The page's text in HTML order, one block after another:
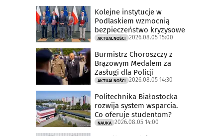
Kolejne instytucje w
Podlaskiem wzmocnią
bezpieczeństwo kryzysowe
AKTUALNOŚCI 2026.08.05 15:00
Burmistrz Choroszczy z
Brązowym Medalem za
Zasługi dla Policji
AKTUALNOŚCI 2026.08.05 14:30
Politechnika Białostocka
rozwija system wsparcia.
Co oferuje studentom?
NAUKA 2026.08.05 14:00